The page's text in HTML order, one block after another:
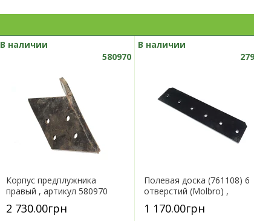
В наличии
580970
Корпус предплужника
правый , артикул 580970
2 730.00грн
В наличии
Полевая доска (761108) 6
отверстий (Molbro) ,
артикул...
1 170.00грн